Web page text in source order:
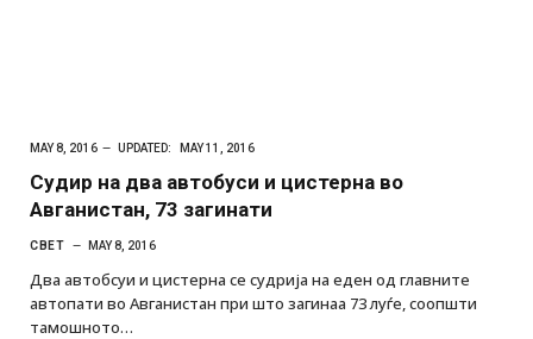
MAY 8, 2016 UPDATED: MAY 11, 2016
Судир на два автобуси и цистерна во
Авганистан, 73 загинати
СВЕТ MAY 8, 2016
Два автобсуи и цистерна се судрија на еден од главните
автопати во Авганистан при што загинаа 73 луѓе, соопшти
тамошното…